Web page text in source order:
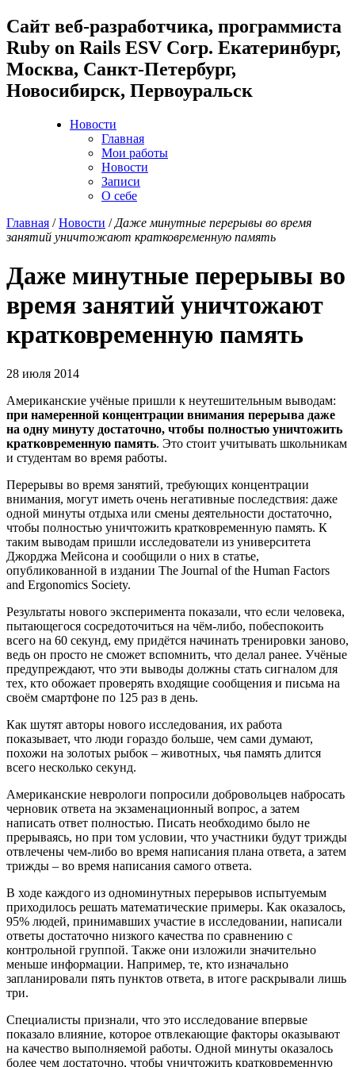
Cайт веб-разработчика, программиста
Ruby on Rails ESV Corp. Екатеринбург,
Москва, Санкт-Петербург,
Новосибирск, Первоуральск
Новости
Главная
Мои работы
Новости
Записи
О себе
Главная /Новости / Даже минутные перерывы во время
занятий уничтожают кратковременную память
Даже минутные перерывы во
время занятий уничтожают
кратковременную память
28 июля 2014
Американские учёные пришли к неутешительным выводам:
при намеренной концентрации внимания перерыва даже
на одну минуту достаточно, чтобы полностью уничтожить
кратковременную память. Это стоит учитывать школьникам
и студентам во время работы.
Перерывы во время занятий, требующих концентрации
внимания, могут иметь очень негативные последствия: даже
одной минуты отдыха или смены деятельности достаточно,
чтобы полностью уничтожить кратковременную память. К
таким выводам пришли исследователи из университета
Джорджа Мейсона и сообщили о них в статье,
опубликованной в издании The Journal of the Human Factors
and Ergonomics Society.
Результаты нового эксперимента показали, что если человека,
пытающегося сосредоточиться на чём-либо, побеспокоить
всего на 60 секунд, ему придётся начинать тренировки заново,
ведь он просто не сможет вспомнить, что делал ранее. Учёные
предупреждают, что эти выводы должны стать сигналом для
тех, кто обожает проверять входящие сообщения и письма на
своём смартфоне по 125 раз в день.
Как шутят авторы нового исследования, их работа
показывает, что люди гораздо больше, чем сами думают,
похожи на золотых рыбок – животных, чья память длится
всего несколько секунд.
Американские неврологи попросили добровольцев набросать
черновик ответа на экзаменационный вопрос, а затем
написать ответ полностью. Писать необходимо было не
прерываясь, но при том условии, что участники будут трижды
отвлечены чем-либо во время написания плана ответа, а затем
трижды – во время написания самого ответа.
В ходе каждого из одноминутных перерывов испытуемым
приходилось решать математические примеры. Как оказалось,
95% людей, принимавших участие в исследовании, написали
ответы достаточно низкого качества по сравнению с
контрольной группой. Также они изложили значительно
меньше информации. Например, те, кто изначально
запланировали пять пунктов ответа, в итоге раскрывали лишь
три.
Специалисты признали, что это исследование впервые
показало влияние, которое отвлекающие факторы оказывают
на качество выполняемой работы. Одной минуты оказалось
более чем достаточно, чтобы уничтожить кратковременную